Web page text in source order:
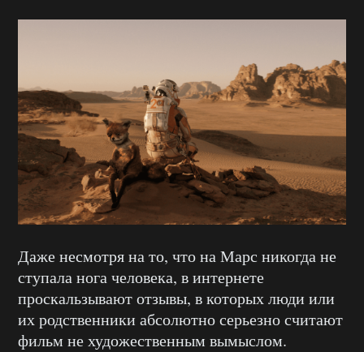
Даже несмотря на то, что на Марс никогда не
ступала нога человека, в интернете
проскальзывают отзывы, в которых люди или
их родственники абсолютно серьезно считают
фильм не художественным вымыслом.